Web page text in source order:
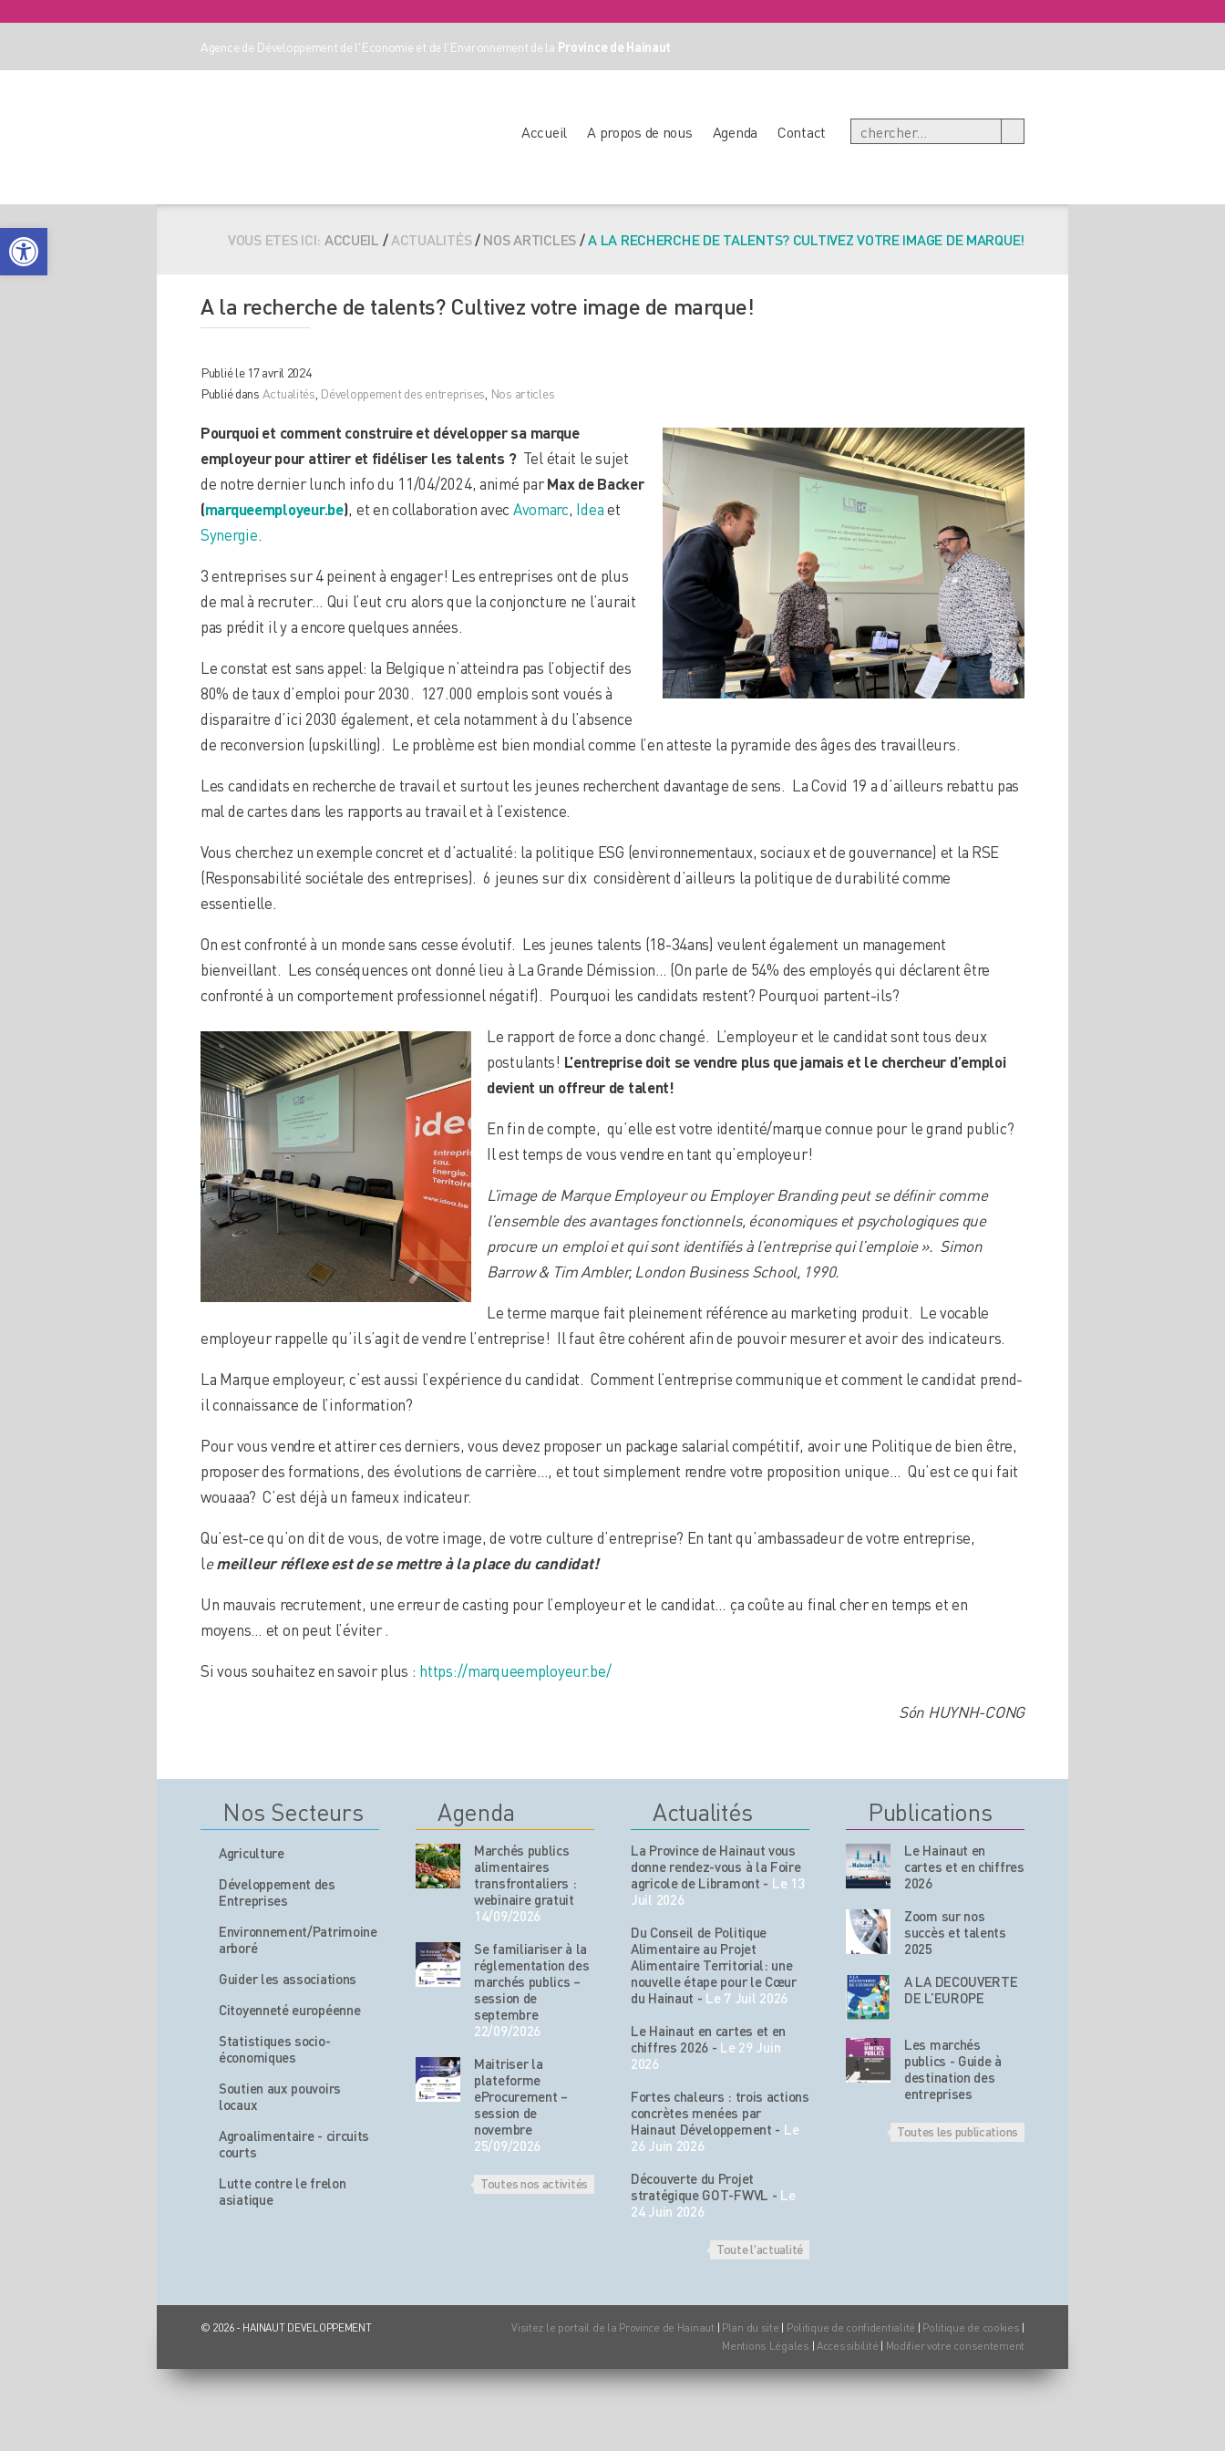
Agence de Développement de l'Economie et de l'Environnement de la Province de Hainaut
Accueil A propos de nous Agenda Contact
VOUS ETES ICI: ACCUEIL /ACTUALITÉS/NOS ARTICLES/A LA RECHERCHE DE TALENTS? CULTIVEZ VOTRE IMAGE DE MARQUE!
A la recherche de talents? Cultivez votre image de marque!
Publié le 17 avril 2024
Publié dans Actualités Développement des entreprises Nos articles
Pourquoi et comment construire et développer sa marque
employeur pour attirer et fidéliser les talents ? Tel était le sujet
de notre dernier lunch info du 11/04/2024, animé parMax de Backer
(marqueemployeur.be), et en collaboration avec Avomarc, Ideaet
Synergie.
3 entreprises sur 4 peinent à engager! Les entreprises ont de plus
de mal à recruter… Qui l’eut cru alors que la conjoncture ne l’aurait
pas prédit il y a encore quelques années.
Le constat est sans appel: la Belgique n’atteindra pas l’objectif des
80% de taux d’emploi pour 2030. 127.000 emplois sont voués à
disparaitre d’ici 2030 également, et cela notamment à du l’absence
de reconversion (upskilling). Le problème est bien mondial comme l’en atteste la pyramide des âges des travailleurs.
Les candidats en recherche de travail et surtout les jeunes recherchent davantage de sens. La Covid 19 a d’ailleurs rebattu pas
mal de cartes dans les rapports au travail et à l’existence.
Vous cherchez un exemple concret et d’actualité: la politique ESG (environnementaux, sociaux et de gouvernance) et la RSE
(Responsabilité sociétale des entreprises). 6 jeunes sur dix considèrent d’ailleurs la politique de durabilité comme
essentielle.
On est confronté à un monde sans cesse évolutif. Les jeunes talents (18-34ans) veulent également un management
bienveillant. Les conséquences ont donné lieu à La Grande Démission… (On parle de 54% des employés qui déclarent être
confronté à un comportement professionnel négatif). Pourquoi les candidats restent? Pourquoi partent-ils?
Le rapport de force a donc changé. L’employeur et le candidat sont tous deux
postulants! L’entreprise doit se vendre plus que jamais et le chercheur d’emploi
devient un offreur de talent!
En fin de compte, qu’elle est votre identité/marque connue pour le grand public?
Il est temps de vous vendre en tant qu’employeur!
L’image de Marque Employeur ou Employer Branding peut se définir comme
l’ensemble des avantages fonctionnels, économiques et psychologiques que
procure un emploi et qui sont identifiés à l’entreprise qui l’emploie ». Simon
Barrow & Tim Ambler, London Business School, 1990.
Le terme marque fait pleinement référence au marketing produit. Le vocable
employeur rappelle qu’il s’agit de vendre l’entreprise! Il faut être cohérent afin de pouvoir mesurer et avoir des indicateurs.
La Marque employeur, c’est aussi l’expérience du candidat. Comment l’entreprise communique et comment le candidat prend-
il connaissance de l’information?
Pour vous vendre et attirer ces derniers, vous devez proposer un package salarial compétitif, avoir une Politique de bien être,
proposer des formations, des évolutions de carrière…, et tout simplement rendre votre proposition unique… Qu’est ce qui fait
wouaaa? C’est déjà un fameux indicateur.
Qu’est-ce qu’on dit de vous, de votre image, de votre culture d’entreprise? En tant qu’ambassadeur de votre entreprise,
lemeilleur réflexe est de se mettre à la place du candidat!
Un mauvais recrutement, une erreur de casting pour l’employeur et le candidat… ça coûte au final cher en temps et en
moyens… et on peut l’éviter .
Si vous souhaitez en savoir plus : https://marqueemployeur.be/
Són HUYNH-CONG
Nos Secteurs
Agriculture
Développement des
Entreprises
Environnement/Patrimoine
arboré
Guider les associations
Citoyenneté européenne
Statistiques socio-
économiques
Soutien aux pouvoirs
locaux
Agroalimentaire - circuits
courts
Lutte contre le frelon
asiatique
Agenda
Marchés publics
alimentaires
transfrontaliers :
webinaire gratuit
14/09/2026
Se familiariser à la
réglementation des
marchés publics –
session de
septembre
22/09/2026
Maitriser la
plateforme
eProcurement –
session de
novembre
25/09/2026
Toutes nos activités
Actualités
La Province de Hainaut vous
donne rendez-vous à la Foire
agricole de Libramont - Le 13
Juil 2026
Du Conseil de Politique
Alimentaire au Projet
Alimentaire Territorial: une
nouvelle étape pour le Cœur
du Hainaut - Le 7 Juil 2026
Le Hainaut en cartes et en
chiffres 2026 - Le 29 Juin
2026
Fortes chaleurs : trois actions
concrètes menées par
Hainaut Développement - Le
26 Juin 2026
Découverte du Projet
stratégique GOT-FWVL - Le
24 Juin 2026
Toute l'actualité
Publications
Le Hainaut en
cartes et en chiffres
2026
Zoom sur nos
succès et talents
2025
A LA DECOUVERTE
DE L’EUROPE
Les marchés
publics - Guide à
destination des
entreprises
Toutes les publications
© 2026 - HAINAUT DEVELOPPEMENT Visitez le portail de la Province de Hainaut | Plan du site | Politique de confidentialité | Politique de cookies |
Mentions Légales | Accessibilité | Modifier votre consentement
Ouvrir la barre d’outils